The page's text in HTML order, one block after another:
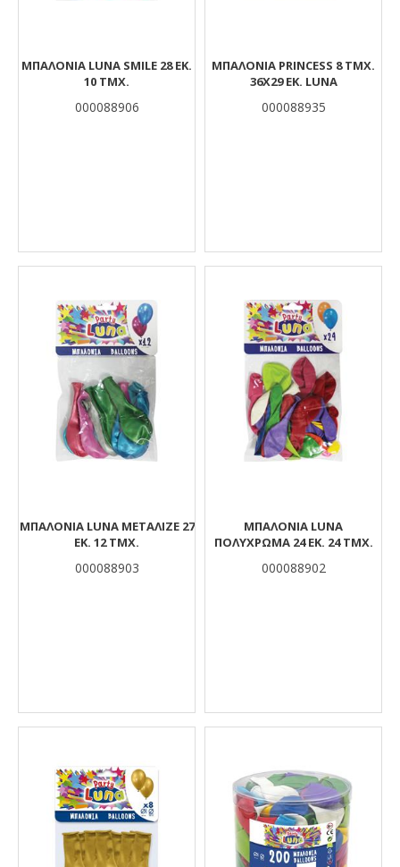
ΜΠΑΛΌΝΙΑ LUNA SMILE 28 ΕΚ.
10 ΤΜΧ.
000088906
ΜΠΑΛΌΝΙΑ PRINCESS 8 ΤΜΧ.
36X29 ΕΚ. LUNA
000088935
ΜΠΑΛΌΝΙΑ LUNA ΜΕΤΑΛΙΖΈ 27
ΕΚ. 12 ΤΜΧ.
000088903
ΜΠΑΛΌΝΙΑ LUNA
ΠΟΛΎΧΡΩΜΑ 24 ΕΚ. 24 ΤΜΧ.
000088902